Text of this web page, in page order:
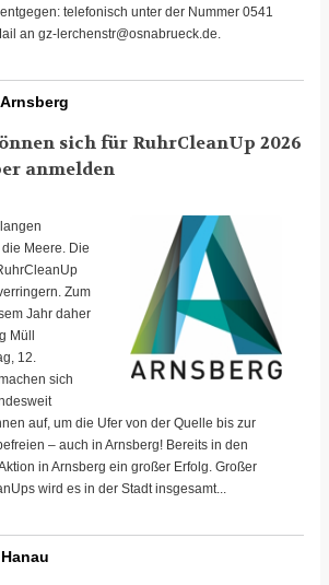
telefonisch unter der Nummer 0541
an gz-lerchenstr@osnabrueck.de.
sich für RuhrCleanUp 2026
anmelden
Meere. Die
Zum
Jahr daher
Müll
12.
sich
auf, um die Ufer von der Quelle bis zur
– auch in Arnsberg! Bereits in den
in Arnsberg ein großer Erfolg. Großer
wird es in der Stadt insgesamt...